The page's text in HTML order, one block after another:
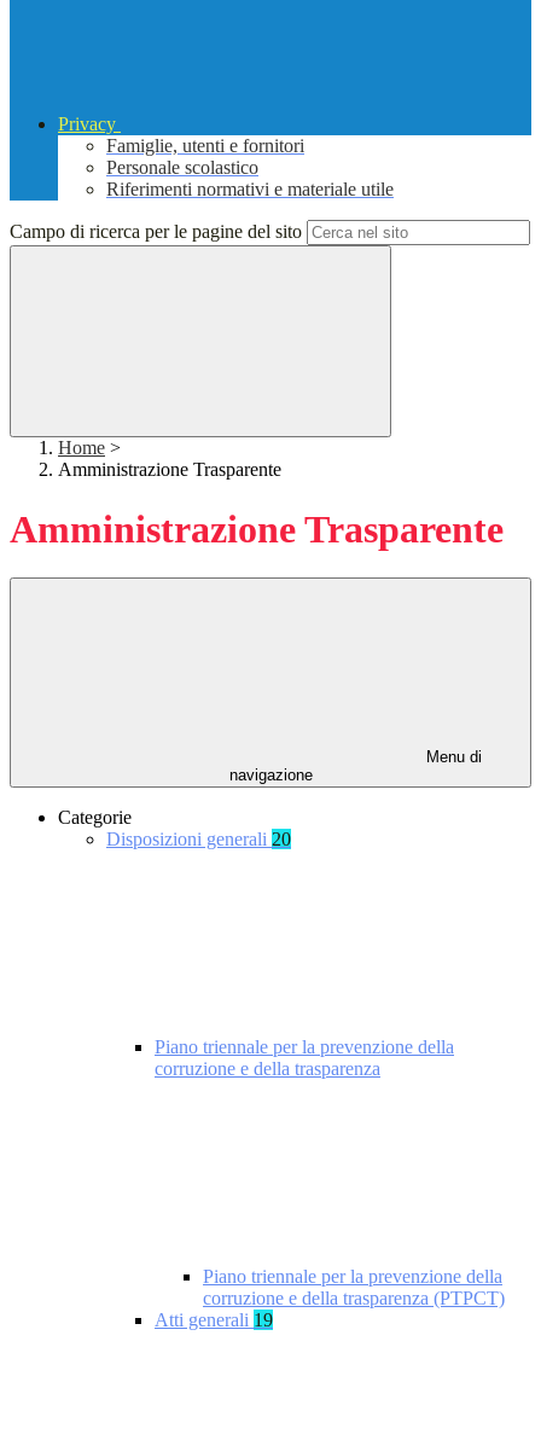
Privacy
Famiglie, utenti e fornitori
Personale scolastico
Riferimenti normativi e materiale utile
Campo di ricerca per le pagine del sito
Home >
Amministrazione Trasparente
Amministrazione Trasparente
Menu di
navigazione
Categorie
Disposizioni generali 20
Piano triennale per la prevenzione della
corruzione e della trasparenza
Piano triennale per la prevenzione della
corruzione e della trasparenza (PTPCT)
Atti generali 19